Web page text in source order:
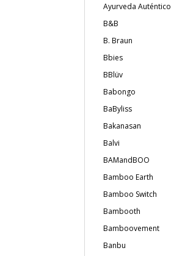
Ayurveda Auténtico
B&B
B. Braun
Bbies
BBlüv
Babongo
BaByliss
Bakanasan
Balvi
BAMandBOO
Bamboo Earth
Bamboo Switch
Bambooth
Bamboovement
Banbu